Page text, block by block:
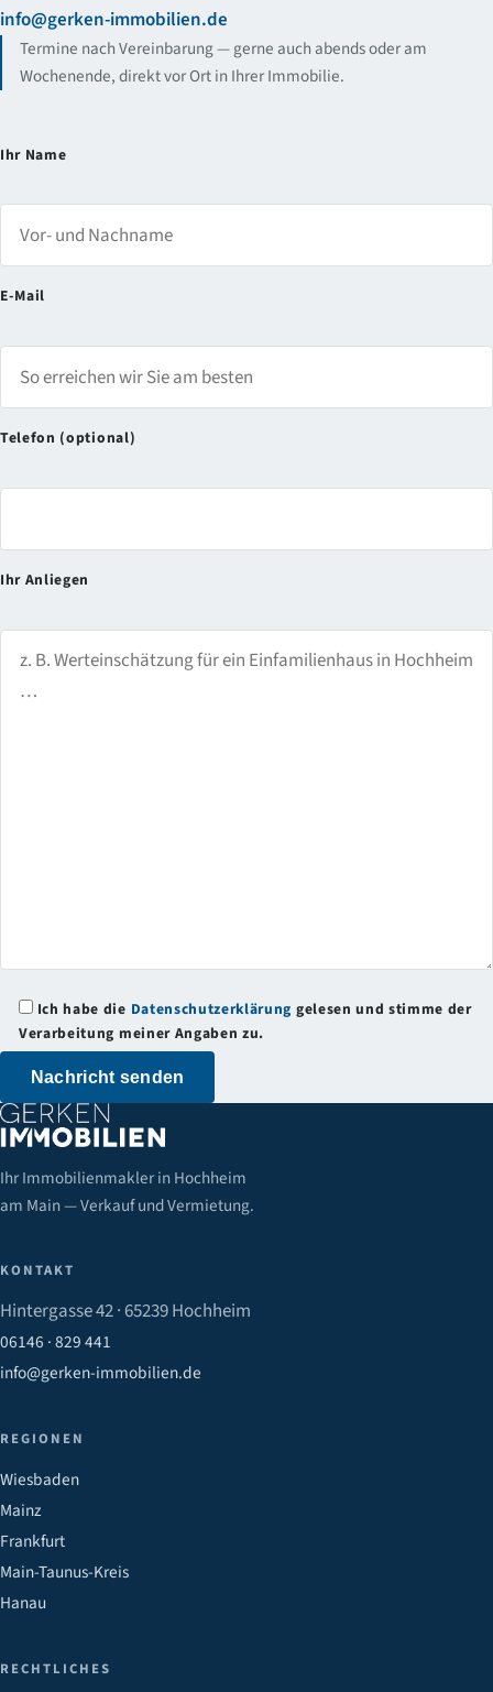
info@gerken-immobilien.de
Termine nach Vereinbarung — gerne auch abends oder am
Wochenende, direkt vor Ort in Ihrer Immobilie.
Ihr Name
E-Mail
Telefon (optional)
Ihr Anliegen
Ich habe die Datenschutzerklärung gelesen und stimme der
Verarbeitung meiner Angaben zu.
Ihr Immobilienmakler in Hochheim
am Main — Verkauf und Vermietung.
KONTAKT
Hintergasse 42 · 65239 Hochheim
06146 · 829 441
info@gerken-immobilien.de
REGIONEN
Wiesbaden
Mainz
Frankfurt
Main-Taunus-Kreis
Hanau
RECHTLICHES